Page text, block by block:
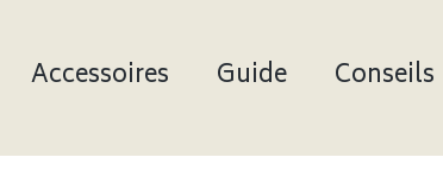
Accessoires Guide Conseils